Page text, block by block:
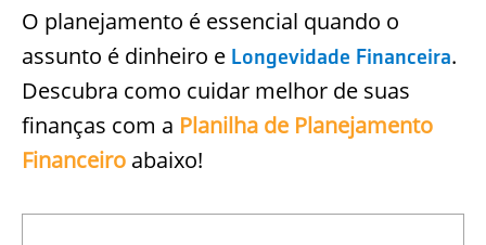
O planejamento é essencial quando o
assunto é dinheiro e Longevidade Financeira.
Descubra como cuidar melhor de suas
finanças com a Planilha de Planejamento
Financeiro abaixo!